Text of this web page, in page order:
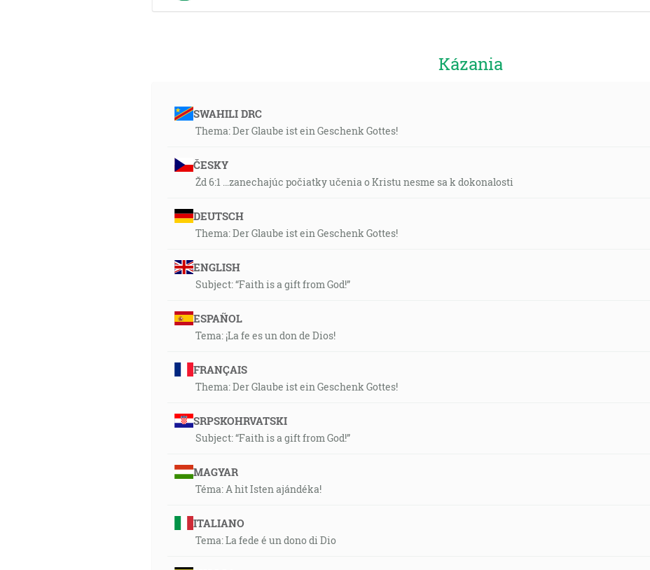
Kázania
SWAHILI DRC
Thema: Der Glaube ist ein Geschenk Gottes!
ČESKY
Žd 6:1 …zanechajúc počiatky učenia o Kristu nesme sa k dokonalosti
DEUTSCH
Thema: Der Glaube ist ein Geschenk Gottes!
ENGLISH
Subject: “Faith is a gift from God!”
ESPAÑOL
Tema: ¡La fe es un don de Dios!
FRANÇAIS
Thema: Der Glaube ist ein Geschenk Gottes!
SRPSKOHRVATSKI
Subject: “Faith is a gift from God!”
MAGYAR
Téma: A hit Isten ajándéka!
ITALIANO
Tema: La fede é un dono di Dio